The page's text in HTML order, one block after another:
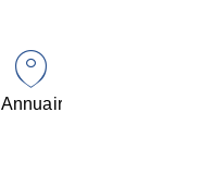
Annuaires